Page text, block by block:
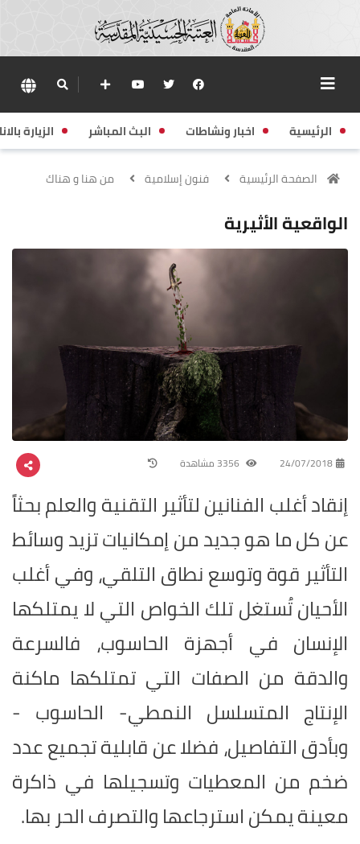
الرئيسية اخبار ونشاطات البث المباشر الزيارة
الصفحة الرئيسية فنون إسلامية من هنا و هناك
الواقعية الأثيرية
24/07/2018
إنقاد أغلب الفنانين لتأثير التقنية والعلم بحثاً
عن كل ما هو جديد من إمكانيات تزيد وسائط
التأثير قوة وتوسع نطاق التلقي، وفي أغلب
الأحيان تُستغل تلك الخواص التي لا يمتلكها
الإنسان في أجهزة الحاسوب، فالسرعة
والدقة من الصفات التي تمتلكها ماكنة
الإنتاج المتسلسل النمطي- الحاسوب -
وبأدق التفاصيل، فضلا عن قابلية تجميع عدد
ضخم من المعطيات وتسجيلها في ذاكرة
معينة يمكن استرجاعها والتصرف الحر بها.